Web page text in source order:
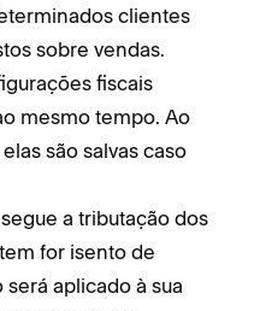
clientes
sobre vendas.
fiscais
mesmo tempo. Ao
são salvas caso
a tributação dos
for isento de
aplicado à sua